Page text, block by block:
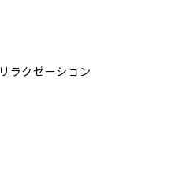
リラクゼーション